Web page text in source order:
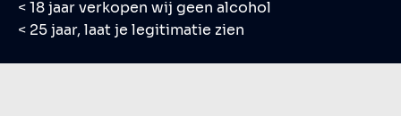
< 18 jaar verkopen wij geen alcohol
< 25 jaar, laat je legitimatie zien